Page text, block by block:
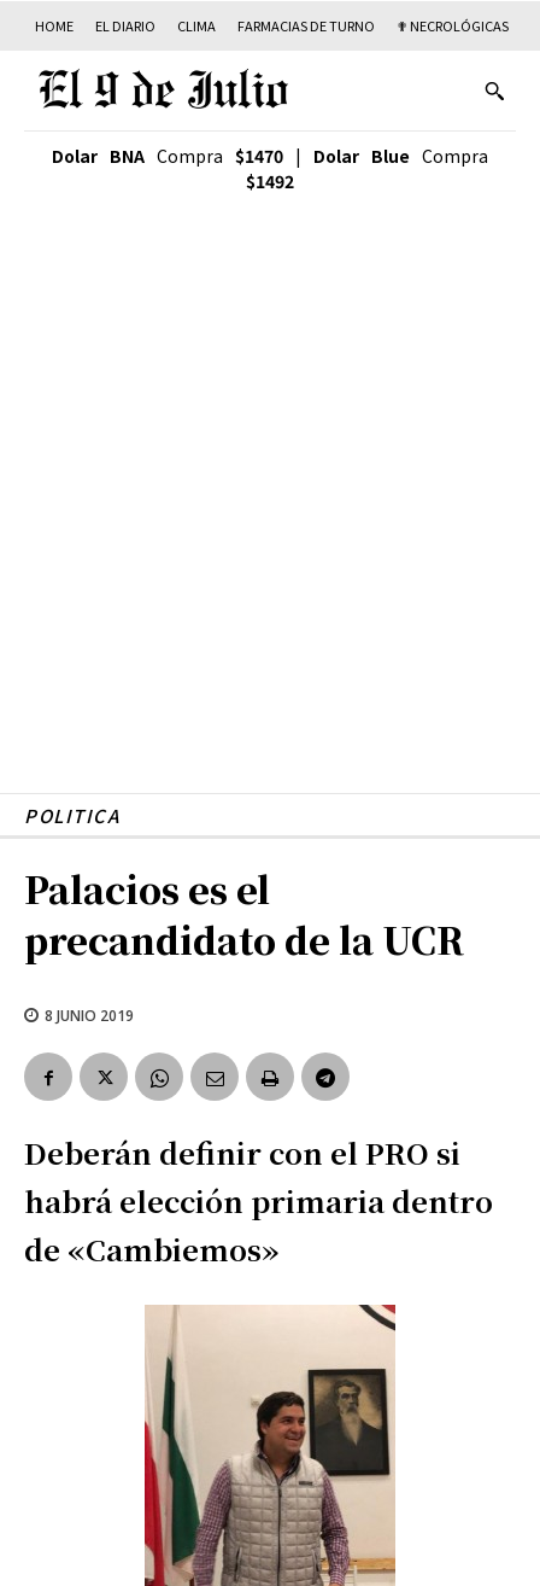
HOME EL DIARIO CLIMA FARMACIAS DE TURNO ✟ NECROLÓGICAS
Dolar BNA Compra $1470 | Dolar Blue Compra
$1492
POLITICA
Palacios es el
precandidato de la UCR
8 JUNIO 2019
Deberán definir con el PRO si
habrá elección primaria dentro
de «Cambiemos»